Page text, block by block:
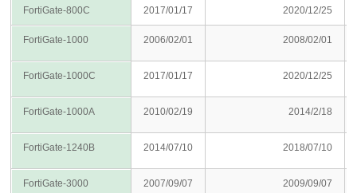
FortiGate-800C 2017/01/17 2020/12/25
FortiGate-1000 2006/02/01 2008/02/01
FortiGate-1000C 2017/01/17 2020/12/25
FortiGate-1000A 2010/02/19 2014/2/18
FortiGate-1240B 2014/07/10 2018/07/10
FortiGate-3000 2007/09/07 2009/09/07